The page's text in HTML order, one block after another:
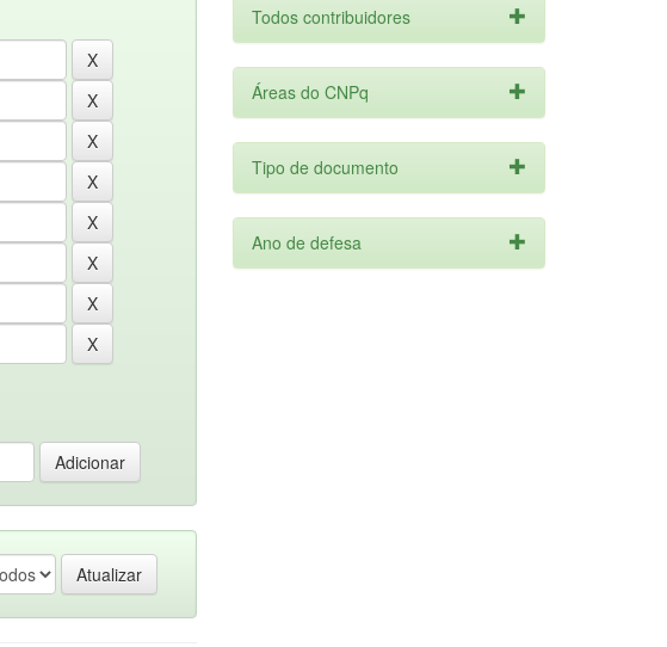
Todos contribuidores
Áreas do CNPq
Tipo de documento
Ano de defesa